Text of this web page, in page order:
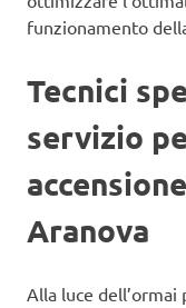
funzionamento
Tecnici
servizio
Aranova
Alla luce